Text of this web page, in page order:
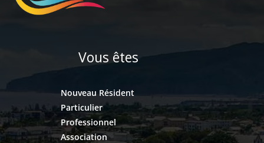
Vous êtes
Nouveau Résident
Particulier
Professionnel
Association